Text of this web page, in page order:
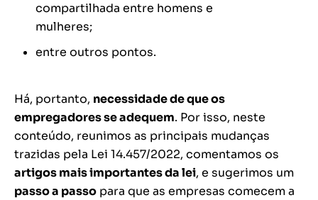
compartilhada entre homens e
mulheres;
entre outros pontos.
Há, portanto, necessidade de que os
empregadores se adequem. Por isso, neste
conteúdo, reunimos as principais mudanças
trazidas pela Lei 14.457/2022, comentamos os
artigos mais importantes da lei, e sugerimos um
passo a passo para que as empresas comecem a